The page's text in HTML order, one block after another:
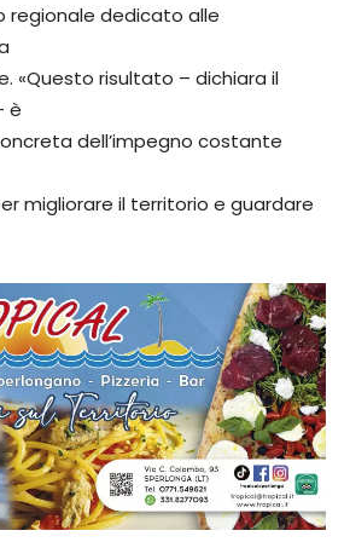
regionale dedicato alle
«Questo risultato – dichiara il
è
dell’impegno costante
migliorare il territorio e guardare